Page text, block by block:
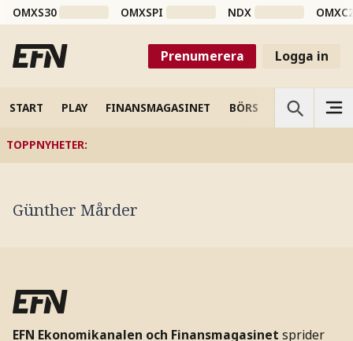
OMXS30 OMXSPI NDX
Prenumerera Logga in
START PLAY FINANSMAGASINET BÖRS VETENSKAP
TOPPNYHETER:
Günther Mårder
EFN Ekonomikanalen och Finansmagasinet sprider